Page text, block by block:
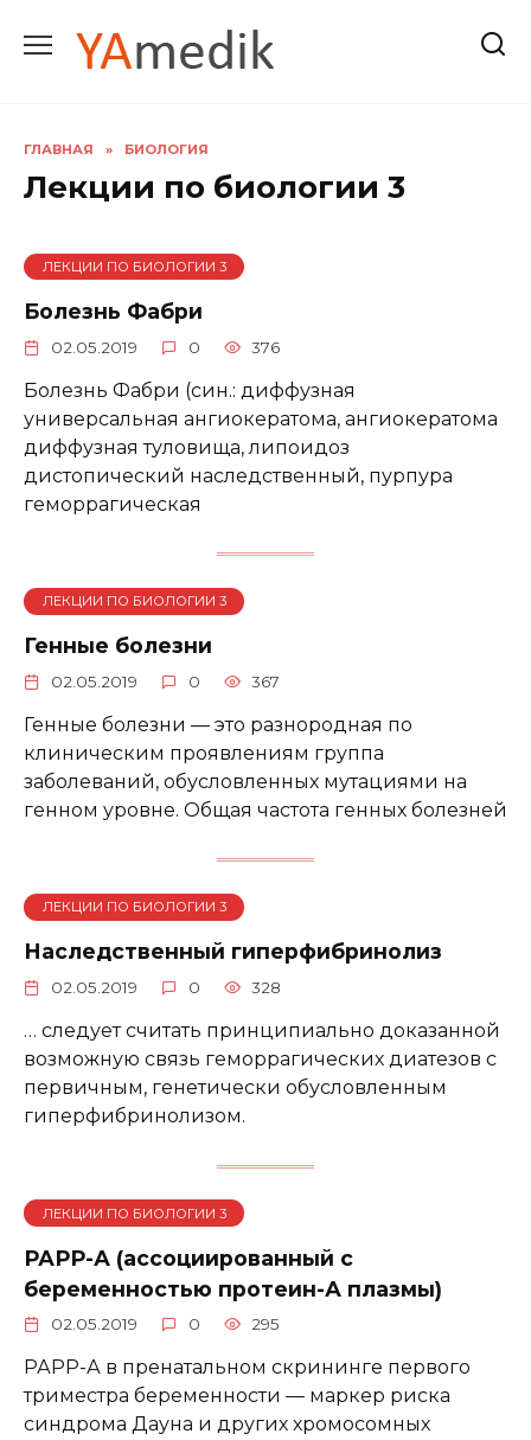
содержанию
ГЛАВНАЯ » БИОЛОГИЯ
Лекции по биологии 3
ЛЕКЦИИ ПО БИОЛОГИИ 3
Болезнь Фабри
02.05.2019 0 376
Болезнь Фабри (син.: диффузная
универсальная ангиокератома, ангиокератома
диффузная туловища, липоидоз
дистопический наследственный, пурпура
геморрагическая
ЛЕКЦИИ ПО БИОЛОГИИ 3
Генные болезни
02.05.2019 0 367
Генные болезни — это разнородная по
клиническим проявлениям группа
заболеваний, обусловленных мутациями на
генном уровне. Общая частота генных болезней
ЛЕКЦИИ ПО БИОЛОГИИ 3
Наследственный гиперфибринолиз
02.05.2019 0 328
… следует считать принципиально доказанной
возможную связь геморрагических диатезов с
первичным, генетически обусловленным
гиперфибринолизом.
ЛЕКЦИИ ПО БИОЛОГИИ 3
РАРР-А (ассоциированный с
беременностью протеин-А плазмы)
02.05.2019 0 295
РАРР-А в пренатальном скрининге первого
триместра беременности — маркер риска
синдрома Дауна и других хромосомных